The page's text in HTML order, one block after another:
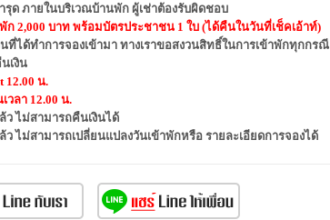
ด ภายในบริเวณบ้านพัก ผู้เช่าต้องรับผิดชอบ
ก 2,000 บาท พร้อมบัตรประชาชน 1 ใบ (ได้คืนในวันที่เช็คเอ้าท์)
ที่ได้ทำการจองเข้ามา ทางเราขอสงวนสิทธิ์ในการเข้าพักทุกกรณี
เงิน
12.00 น.
วลา 12.00 น.
ว ไม่สามารถคืนเงินได้
ว ไม่สามารถเปลี่ยนแปลงวันเข้าพักหรือ รายละเอียดการจองได้